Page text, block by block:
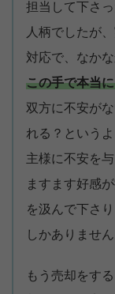
担当して下さ
人柄でしたが
対応で、なか
この手で本当
双方に不安が
れる？という
主様に不安を
ますます好感
を汲んで下さ
しかありません
もう売却をす